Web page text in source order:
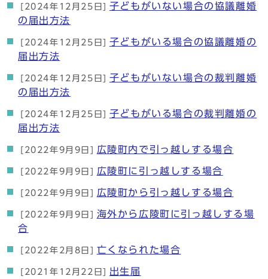
[2024年12月25日] 子どもがいない場合の協議離婚
の届出方法
[2024年12月25日] 子どもがいる場合の協議離婚の
届出方法
[2024年12月25日] 子どもがいない場合の裁判離婚
の届出方法
[2024年12月25日] 子どもがいる場合の裁判離婚の
届出方法
[2022年9月9日] 広陵町内で引っ越しする場合
[2022年9月9日] 広陵町に引っ越しする場合
[2022年9月9日] 広陵町から引っ越しする場合
[2022年9月9日] 海外から広陵町に引っ越しする場
合
[2022年2月8日] 亡くなられた場合
[2021年12月22日] 出生届